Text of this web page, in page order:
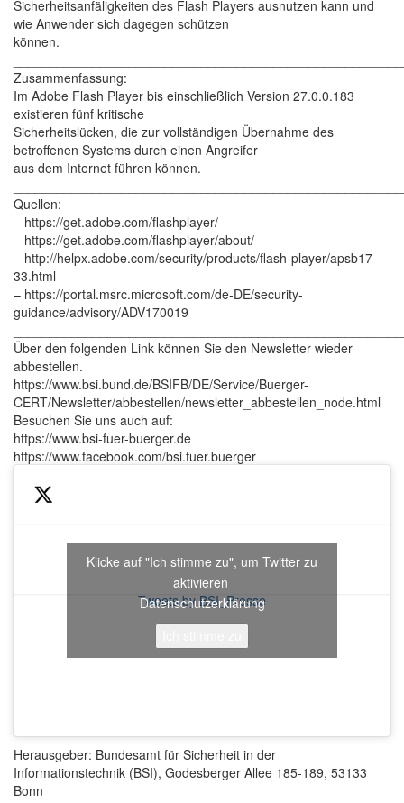
Sicherheitsanfäligkeiten des Flash Players ausnutzen kann und
wie Anwender sich dagegen schützen
können.
Zusammenfassung:
Im Adobe Flash Player bis einschließlich Version 27.0.0.183
existieren fünf kritische
Sicherheitslücken, die zur vollständigen Übernahme des
betroffenen Systems durch einen Angreifer
aus dem Internet führen können.
Quellen:
– https://get.adobe.com/flashplayer/
– https://get.adobe.com/flashplayer/about/
– http://helpx.adobe.com/security/products/flash-player/apsb17-
33.html
– https://portal.msrc.microsoft.com/de-DE/security-
guidance/advisory/ADV170019
Über den folgenden Link können Sie den Newsletter wieder
abbestellen.
https://www.bsi.bund.de/BSIFB/DE/Service/Buerger-
CERT/Newsletter/abbestellen/newsletter_abbestellen_node.html
Besuchen Sie uns auch auf:
https://www.bsi-fuer-buerger.de
https://www.facebook.com/bsi.fuer.buerger
Tweets by BSI_Presse
Klicke auf "Ich stimme zu", um Twitter zu
aktivieren
Datenschutzerklärung
Herausgeber: Bundesamt für Sicherheit in der
Informationstechnik (BSI), Godesberger Allee 185-189, 53133
Bonn